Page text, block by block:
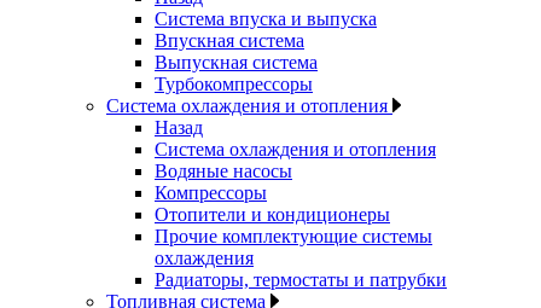
Система впуска и выпуска
Впускная система
Выпускная система
Турбокомпрессоры
Система охлаждения и отопления
Назад
Система охлаждения и отопления
Водяные насосы
Компрессоры
Отопители и кондиционеры
Прочие комплектующие системы
охлаждения
Радиаторы, термостаты и патрубки
Топливная система